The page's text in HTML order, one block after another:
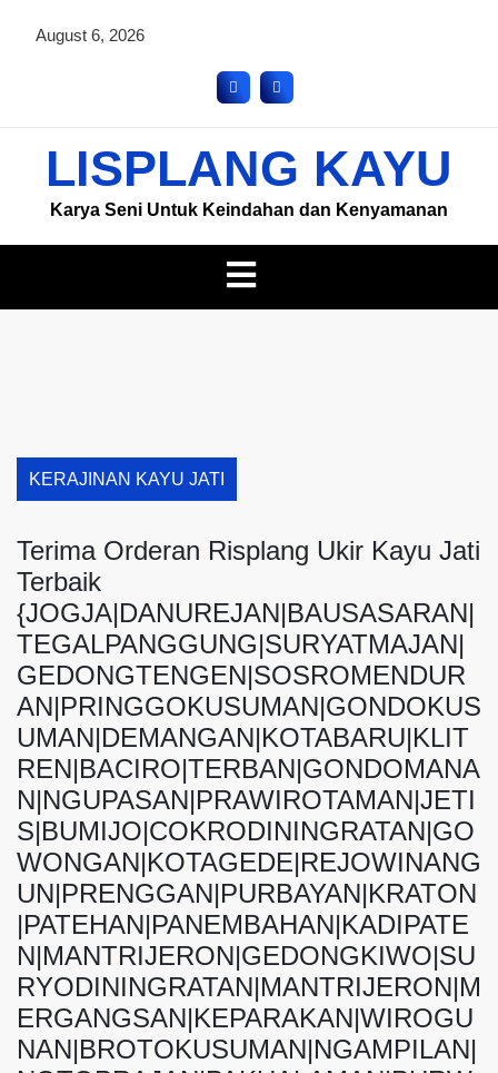
August 6, 2026
LISPLANG KAYU
Karya Seni Untuk Keindahan dan Kenyamanan
KERAJINAN KAYU JATI
Terima Orderan Risplang Ukir Kayu Jati
Terbaik
{JOGJA|DANUREJAN|BAUSASARAN|
TEGALPANGGUNG|SURYATMAJAN|
GEDONGTENGEN|SOSROMENDUR
AN|PRINGGOKUSUMAN|GONDOKUS
UMAN|DEMANGAN|KOTABARU|KLIT
REN|BACIRO|TERBAN|GONDOMANA
N|NGUPASAN|PRAWIROTAMAN|JETI
S|BUMIJO|COKRODININGRATAN|GO
WONGAN|KOTAGEDE|REJOWINANG
UN|PRENGGAN|PURBAYAN|KRATON
|PATEHAN|PANEMBAHAN|KADIPATE
N|MANTRIJERON|GEDONGKIWO|SU
RYODININGRATAN|MANTRIJERON|M
ERGANGSAN|KEPARAKAN|WIROGU
NAN|BROTOKUSUMAN|NGAMPILAN|